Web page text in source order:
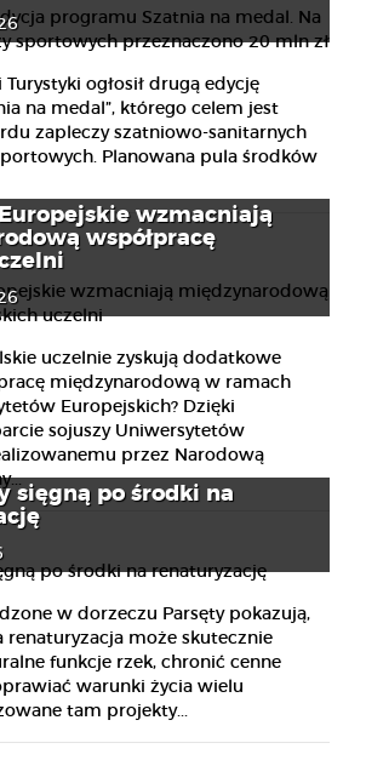
ogłosił drugą edycję
na medal”, którego celem jest
zapleczy szatniowo-sanitarnych
Planowana pula środków
wzmacniają
współpracę
uczelnie zyskują dodatkowe
międzynarodową w ramach
Europejskich? Dzięki
sojuszy Uniwersytetów
przez Narodową
sięgną po środki na
w dorzeczu Parsęty pokazują,
renaturyzacja może skutecznie
funkcje rzek, chronić cenne
warunki życia wielu
tam projekty...